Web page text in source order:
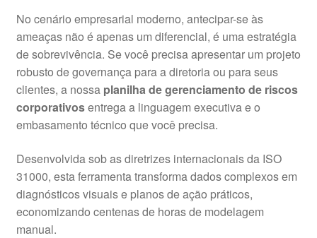
No cenário empresarial moderno, antecipar-se às
ameaças não é apenas um diferencial, é uma estratégia
de sobrevivência. Se você precisa apresentar um projeto
robusto de governança para a diretoria ou para seus
clientes, a nossa planilha de gerenciamento de riscos
corporativosentrega a linguagem executiva e o
embasamento técnico que você precisa.
Desenvolvida sob as diretrizes internacionais da ISO
31000, esta ferramenta transforma dados complexos em
diagnósticos visuais e planos de ação práticos,
economizando centenas de horas de modelagem
manual.